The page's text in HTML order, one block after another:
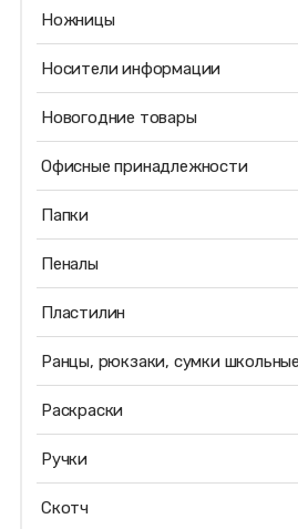
Ножницы
Носители информации
Новогодние товары
Офисные принадлежности
Папки
Пеналы
Пластилин
Ранцы, рюкзаки, сумки школьные
Раскраски
Ручки
Скотч